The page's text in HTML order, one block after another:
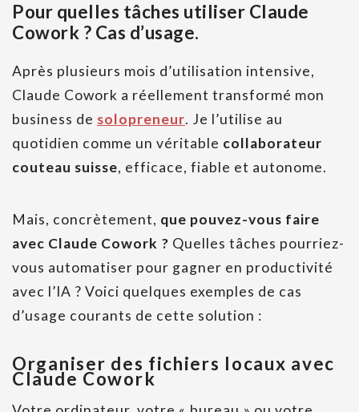
Pour quelles tâches utiliser Claude
Cowork ? Cas d’usage.
Après plusieurs mois d’utilisation intensive,
Claude Cowork a réellement transformé mon
business de solopreneur. Je l’utilise au
quotidien comme un véritable collaborateur
couteau suisse, efficace, fiable et autonome.
Mais, concrètement, que pouvez-vous faire
avec Claude Cowork ? Quelles tâches pourriez-
vous automatiser pour gagner en productivité
avec l’IA ? Voici quelques exemples de cas
d’usage courants de cette solution :
Organiser des fichiers locaux avec
Claude Cowork